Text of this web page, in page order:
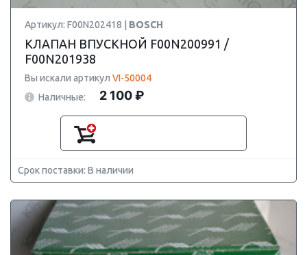
Артикул: F00N202418 | BOSCH
КЛАПАН ВПУСКНОЙ F00N200991 /
F00N201938
Вы искали артикул VI-50004
Наличные:
2 100 ₽
Срок поставки: В наличии